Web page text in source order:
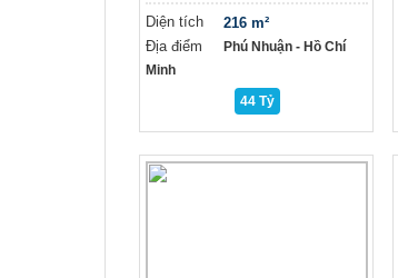
Diện tích
Địa điểm
216 m²
Phú Nhuận - Hồ Chí
Minh
44 Tỷ